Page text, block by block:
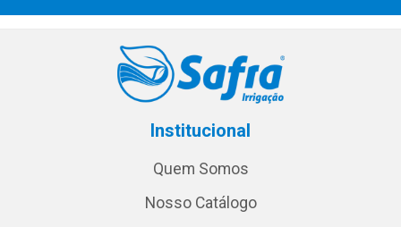
Institucional
Quem Somos
Nosso Catálogo